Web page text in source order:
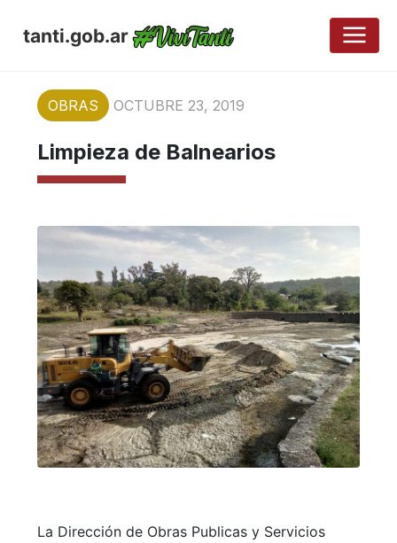
tanti.gob.ar
OBRAS OCTUBRE 23, 2019
Limpieza de Balnearios
La Dirección de Obras Publicas y Servicios